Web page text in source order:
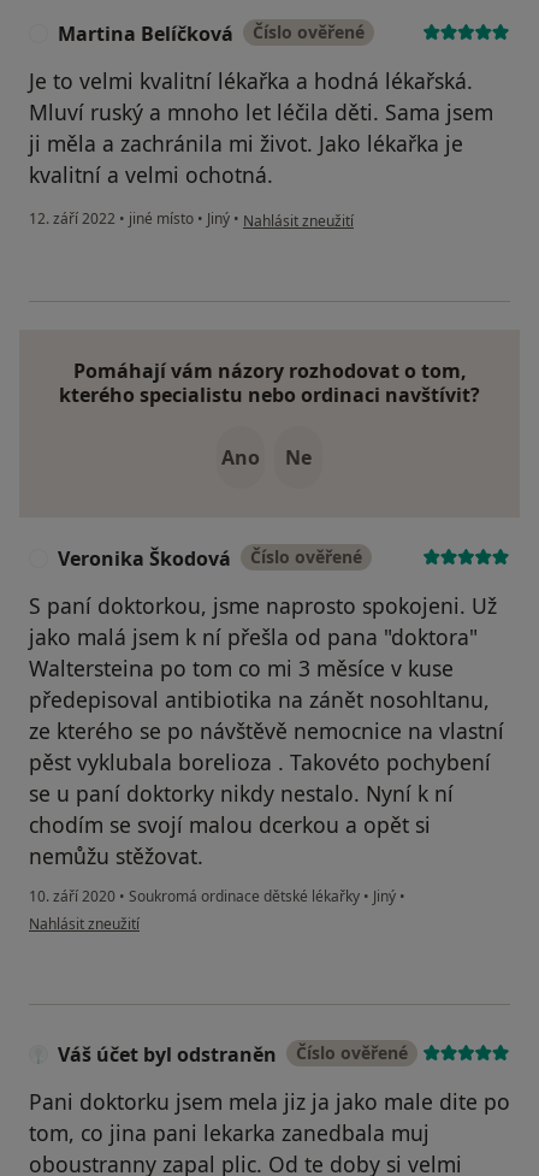
Martina Belíčková Číslo ověřené
Je to velmi kvalitní lékařka a hodná lékařská.
Mluví ruský a mnoho let léčila děti. Sama jsem
ji měla a zachránila mi život. Jako lékařka je
kvalitní a velmi ochotná.
12. září 2022 • jiné místo • Jiný • podle názoru uživatele Martina Belíčková
Nahlásit zneužití
Pomáhají vám názory rozhodovat o tom,
kterého specialistu nebo ordinaci navštívit?
Ano Ne
Veronika Škodová Číslo ověřené
S paní doktorkou, jsme naprosto spokojeni. Už
jako malá jsem k ní přešla od pana "doktora"
Waltersteina po tom co mi 3 měsíce v kuse
předepisoval antibiotika na zánět nosohltanu,
ze kterého se po návštěvě nemocnice na vlastní
pěst vyklubala borelioza . Takovéto pochybení
se u paní doktorky nikdy nestalo. Nyní k ní
chodím se svojí malou dcerkou a opět si
nemůžu stěžovat.
10. září 2020 • Soukromá ordinace dětské lékařky • Jiný •
podle názoru uživatele Veronika Škodová
Nahlásit zneužití
Váš účet byl odstraněn Číslo ověřené
Pani doktorku jsem mela jiz ja jako male dite po
tom, co jina pani lekarka zanedbala muj
oboustranny zapal plic. Od te doby si velmi